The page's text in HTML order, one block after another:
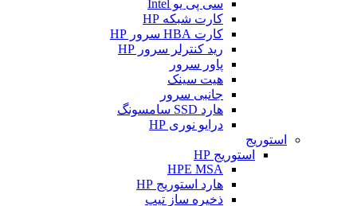
سی پی یو Intel
کارت شبکه HP
کارت HBA سرور HP
رید کنترلر سرور HP
پاور سرور
هیت سینک
جانبی سرور
هارد SSD سامسونگ
درایو نوری HP
استوریج
استوریج HP
HPE MSA
هارد استوریج HP
ذخیره ساز تیپ